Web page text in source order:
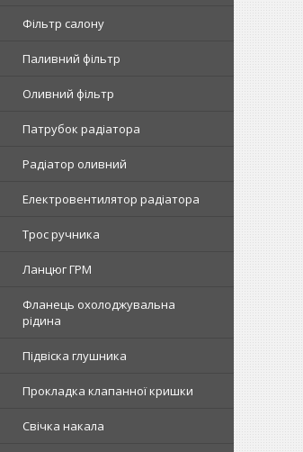
Фільтр салону
Паливний фільтр
Оливний фільтр
Патрубок радіатора
Радіатор оливний
Електровентилятор радіатора
Трос ручника
Ланцюг ГРМ
Фланець охолоджувальна
рідина
Підвіска глушника
Прокладка клапанної кришки
Свічка накала